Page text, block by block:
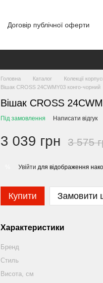
Договір публічної оферти
Головна Каталог Колекції
Вішак CROSS 24CWMY03 конго-чорний
Вішак CROSS
Під замовлення Написати відгук
3 039 грн 3 575
Увійти для відображення
Купити Замовити
Характеристики
Бренд
Стиль
Висота, см